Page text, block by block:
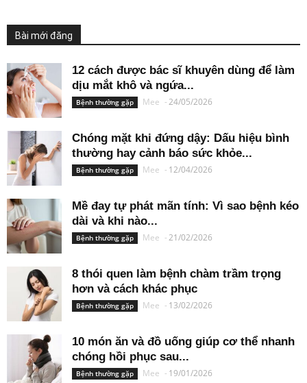
Bài mới đăng
12 cách được bác sĩ khuyên dùng để làm
dịu mắt khô và ngứa...
Bệnh thường gặp Mee -24/05/2026
Chóng mặt khi đứng dậy: Dấu hiệu bình
thường hay cảnh báo sức khỏe...
Bệnh thường gặp Mee - 12/04/2026
Mề đay tự phát mãn tính: Vì sao bệnh kéo
dài và khi nào...
Bệnh thường gặp Mee -21/02/2026
8 thói quen làm bệnh chàm trầm trọng
hơn và cách khác phục
Bệnh thường gặp Mee - 13/02/2026
10 món ăn và đồ uống giúp cơ thể nhanh
chóng hồi phục sau...
Bệnh thường gặp Mee - 19/01/2026